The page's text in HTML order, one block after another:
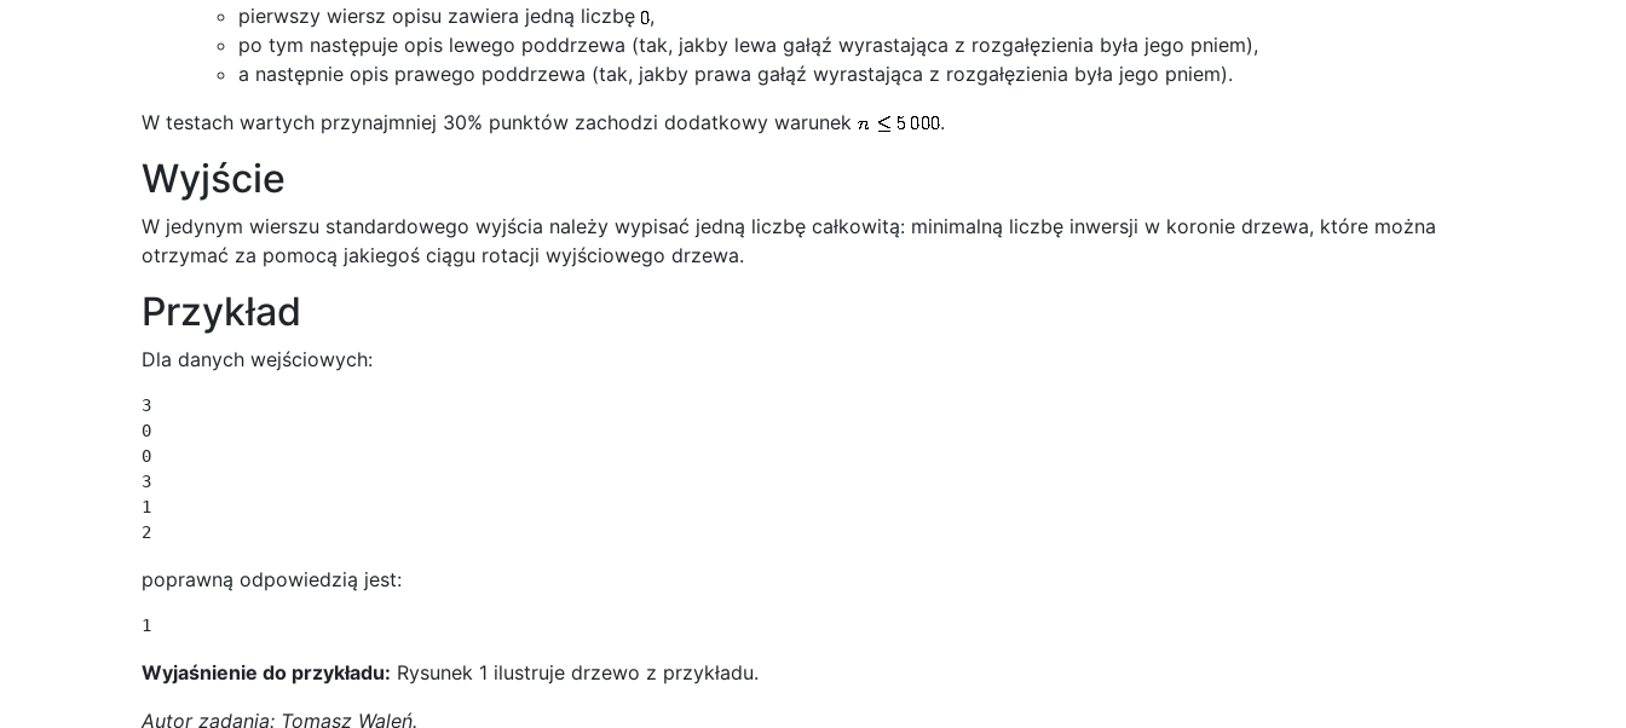
pierwszy wiersz opisu zawiera jedną liczbę
,
po tym następuje opis lewego poddrzewa (tak, jakby lewa gałąź wyrastająca z rozgałęzienia była jego pniem),
a następnie opis prawego poddrzewa (tak, jakby prawa gałąź wyrastająca z rozgałęzienia była jego pniem).
W testach wartych przynajmniej 30% punktów zachodzi dodatkowy warunek
.
Wyjście
W jedynym wierszu standardowego wyjścia należy wypisać jedną liczbę całkowitą: minimalną liczbę inwersji w koronie drzewa, które można
otrzymać za pomocą jakiegoś ciągu rotacji wyjściowego drzewa.
Przykład
Dla danych wejściowych:
3
0
0
3
1
2
poprawną odpowiedzią jest:
1
Wyjaśnienie do przykładu: Rysunek 1 ilustruje drzewo z przykładu.
Autor zadania: Tomasz Waleń.